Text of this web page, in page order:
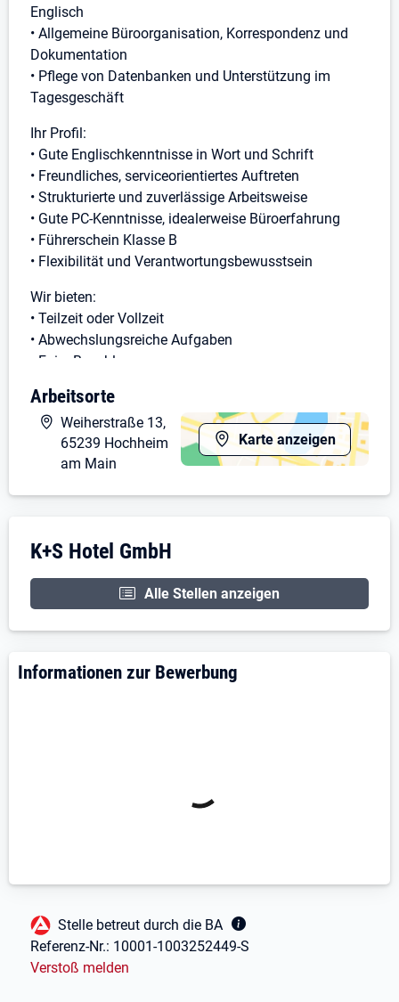
Englisch
• Allgemeine Büroorganisation, Korrespondenz und
Dokumentation
• Pflege von Datenbanken und Unterstützung im
Tagesgeschäft
Ihr Profil:
• Gute Englischkenntnisse in Wort und Schrift
• Freundliches, serviceorientiertes Auftreten
• Strukturierte und zuverlässige Arbeitsweise
• Gute PC-Kenntnisse, idealerweise Büroerfahrung
• Führerschein Klasse B
• Flexibilität und Verantwortungsbewusstsein
Wir bieten:
• Teilzeit oder Vollzeit
• Abwechslungsreiche Aufgaben
• Faire Bezahlung
• Kontakt mit internationalen Gästen
Wir freuen uns auf Ihre Bewerbung mit Lebenslauf
und Arbeitszeugnissen.
E-Mail:info@keller-residence.com
Arbeitsorte
Karte anzeigen
Weiherstraße 13,
65239 Hochheim
am Main
Unternehmensdarstellung: K+S Hotel
K+S Hotel GmbH
Alle Stellen anzeigen
Informationen zur Bewerbung
Fußbereich
Stelle betreut durch die BA
Referenz-Nr.: 10001-1003252449-S
Verstoß melden